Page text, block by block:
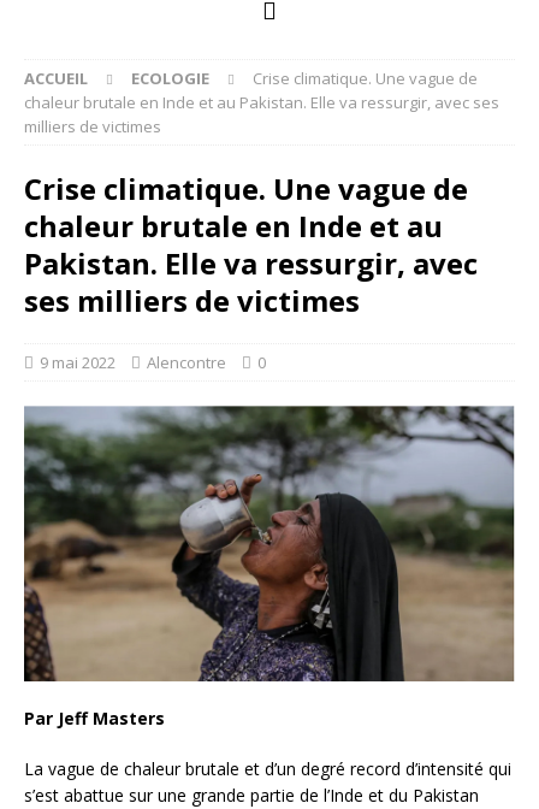
ACCUEIL ECOLOGIE
Crise climatique. Une vague de
chaleur brutale en Inde et au Pakistan. Elle va ressurgir, avec ses
milliers de victimes
Crise climatique. Une vague de
chaleur brutale en Inde et au
Pakistan. Elle va ressurgir, avec
ses milliers de victimes
9 mai 2022 Alencontre 0
Par Jeff Masters
La vague de chaleur brutale et d’un degré record d’intensité qui
s’est abattue sur une grande partie de l’Inde et du Pakistan